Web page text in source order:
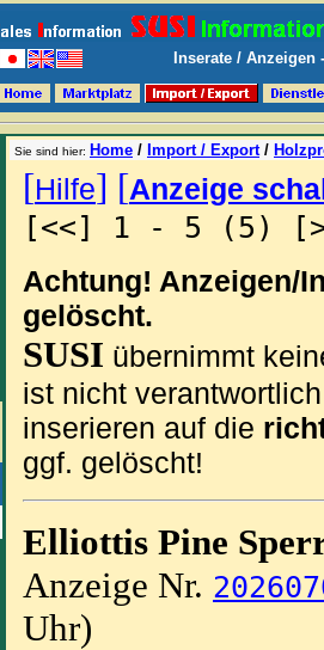
Inserate /
Sie sind hier: Home / Import / Export/
[Hilfe] [Anzeige
[<<] 1 - 5 (5)
Achtung! Anzeigen/
gelöscht.
SUSI übernimmt
ist nicht
inserieren auf die
ggf. gelöscht!
Elliottis Pine
Anzeige Nr.
Uhr)